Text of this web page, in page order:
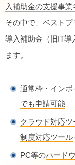
入補助金の支援事
その中で、ベスト
導入補助金（旧IT導
ます。
通常枠・イン
でも申請可能
クラウド対応ツ
制度対応ツール
PC等のハード